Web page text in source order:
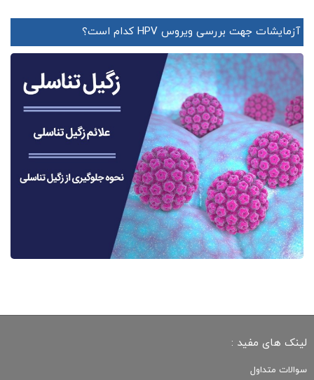
آزمایشات جهت بررسی ویروس HPV کدام است؟
لینک های مفید :
سوالات متداول